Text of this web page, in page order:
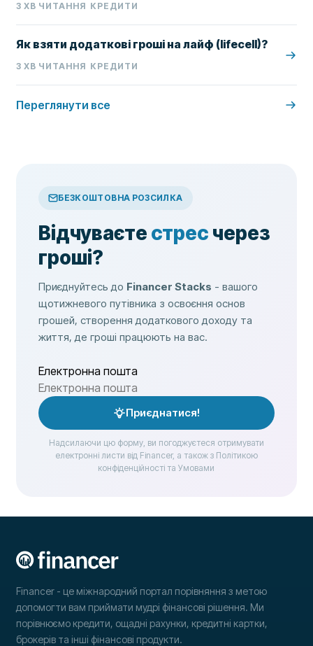
3 ХВ ЧИТАННЯ КРЕДИТИ
Як взяти додаткові гроші на лайф (lifecell)?
3 ХВ ЧИТАННЯ КРЕДИТИ
Переглянути все
БЕЗКОШТОВНА РОЗСИЛКА
Відчуваєте стрес через
гроші?
Приєднуйтесь до Financer Stacks - вашого
щотижневого путівника з освоєння основ
грошей, створення додаткового доходу та
життя, де гроші працюють на вас.
Електронна пошта
Приєднатися!
Надсилаючи цю форму, ви погоджуєтеся отримувати
електронні листи від Financer, а також з Політикою
конфіденційності та Умовами
Financer - це міжнародний портал порівняння з метою
допомогти вам приймати мудрі фінансові рішення. Ми
порівнюємо кредити, ощадні рахунки, кредитні картки,
брокерів та інші фінансові продукти.